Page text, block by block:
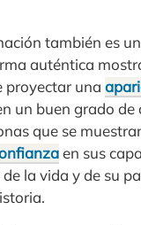
también es
auténtica
proyectar una
un buen grado
que se
en sus
la vida y de su